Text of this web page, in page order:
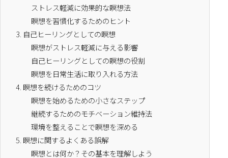
ストレス軽減に効果的な瞑想法
瞑想を習慣化するためのヒント
3. 自己ヒーリングとしての瞑想
瞑想がストレス軽減に与える影響
自己ヒーリングとしての瞑想の役割
瞑想を日常生活に取り入れる方法
4. 瞑想を続けるためのコツ
瞑想を始めるための小さなステップ
継続するためのモチベーション維持法
環境を整えることで瞑想を深める
5. 瞑想に関するよくある誤解
瞑想とは何か？その基本を理解しよう